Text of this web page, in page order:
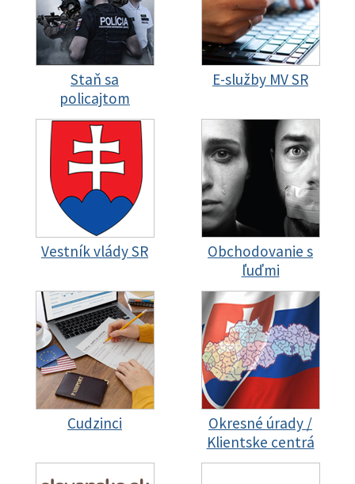
Staň sa
policajtom
E-služby MV SR
Vestník vlády SR
Obchodovanie s
ľuďmi
Cudzinci
Okresné úrady /
Klientske centrá